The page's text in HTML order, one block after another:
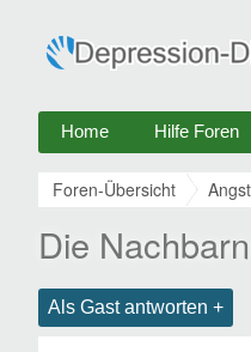
Home Hilfe Foren
Foren-Übersicht
Die
Als Gast antworten +